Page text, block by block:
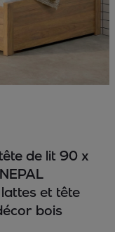
de lit 90 x
et tête
bois